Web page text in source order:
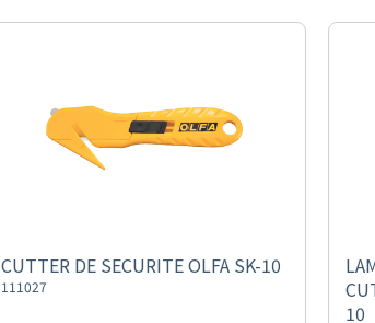
CUTTER DE SECURITE OLFA SK-10
111027
10